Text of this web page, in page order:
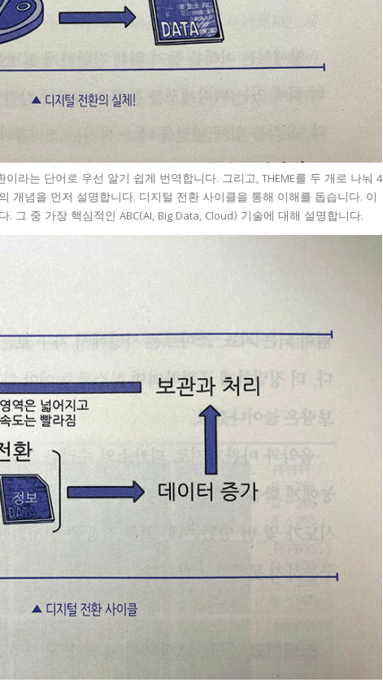
라는 단어로 우선 알기 쉽게 번역합니다. 그리고, THEME를 두 개로 나눠 4
개념을 먼저 설명합니다. 디지털 전환 사이클을 통해 이해를 돕습니다. 이
그 중 가장 핵심적인 ABC(AI, Big Data, Cloud) 기술에 대해 설명합니다.